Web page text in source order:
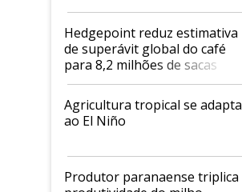
2026/27
Hedgepoint reduz estimativa
de superávit global do café
para 8,2 milhões de sacas
Agricultura tropical se adapta
ao El Niño
Produtor paranaense triplica